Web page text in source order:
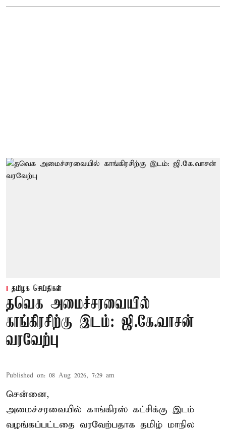
தமிழக செய்திகள்
தவெக அமைச்சரவையில்
காங்கிரசிற்கு இடம்: ஜி.கே.வாசன்
வரவேற்பு
Published on: 08 Aug 2026, 7:29 am
சென்னை,
அமைச்சரவையில் காங்கிரஸ் கட்சிக்கு இடம்
வழங்கப்பட்டதை வரவேற்பதாக தமிழ் மாநில